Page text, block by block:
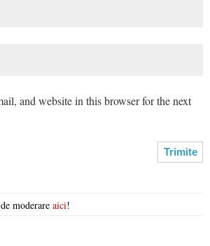
and website in this browser for the next
moderare aici!